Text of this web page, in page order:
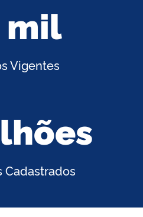
mil
Vigentes
Cadastrados